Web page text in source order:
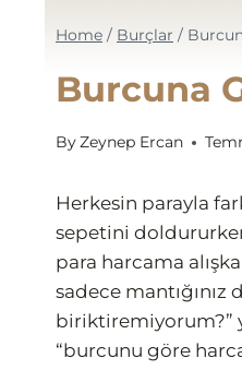
Home / Burçlar /
Burcuna
ByZeynep Ercan
Herkesin parayla
sepetini
para harcama
sadece
biriktiremiyorum?”
“burcunu göre